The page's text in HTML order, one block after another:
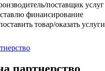
поставщик услуг
финансирование
товар/оказать услуги